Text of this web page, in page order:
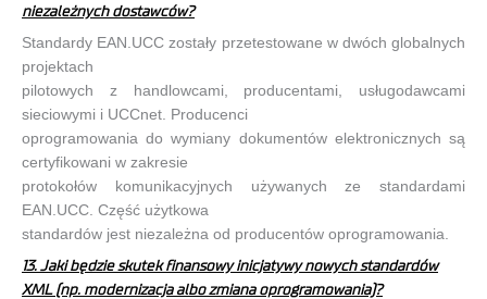
niezależnych dostawców?
Standardy EAN.UCC zostały przetestowane w dwóch globalnych
projektach
pilotowych z handlowcami, producentami, usługodawcami
sieciowymi i UCCnet. Producenci
oprogramowania do wymiany dokumentów elektronicznych są
certyfikowani w zakresie
protokołów komunikacyjnych używanych ze standardami
EAN.UCC. Część użytkowa
standardów jest niezależna od producentów oprogramowania.
13. Jaki będzie skutek finansowy inicjatywy nowych standardów
XML (np. modernizacja albo zmiana oprogramowania)?